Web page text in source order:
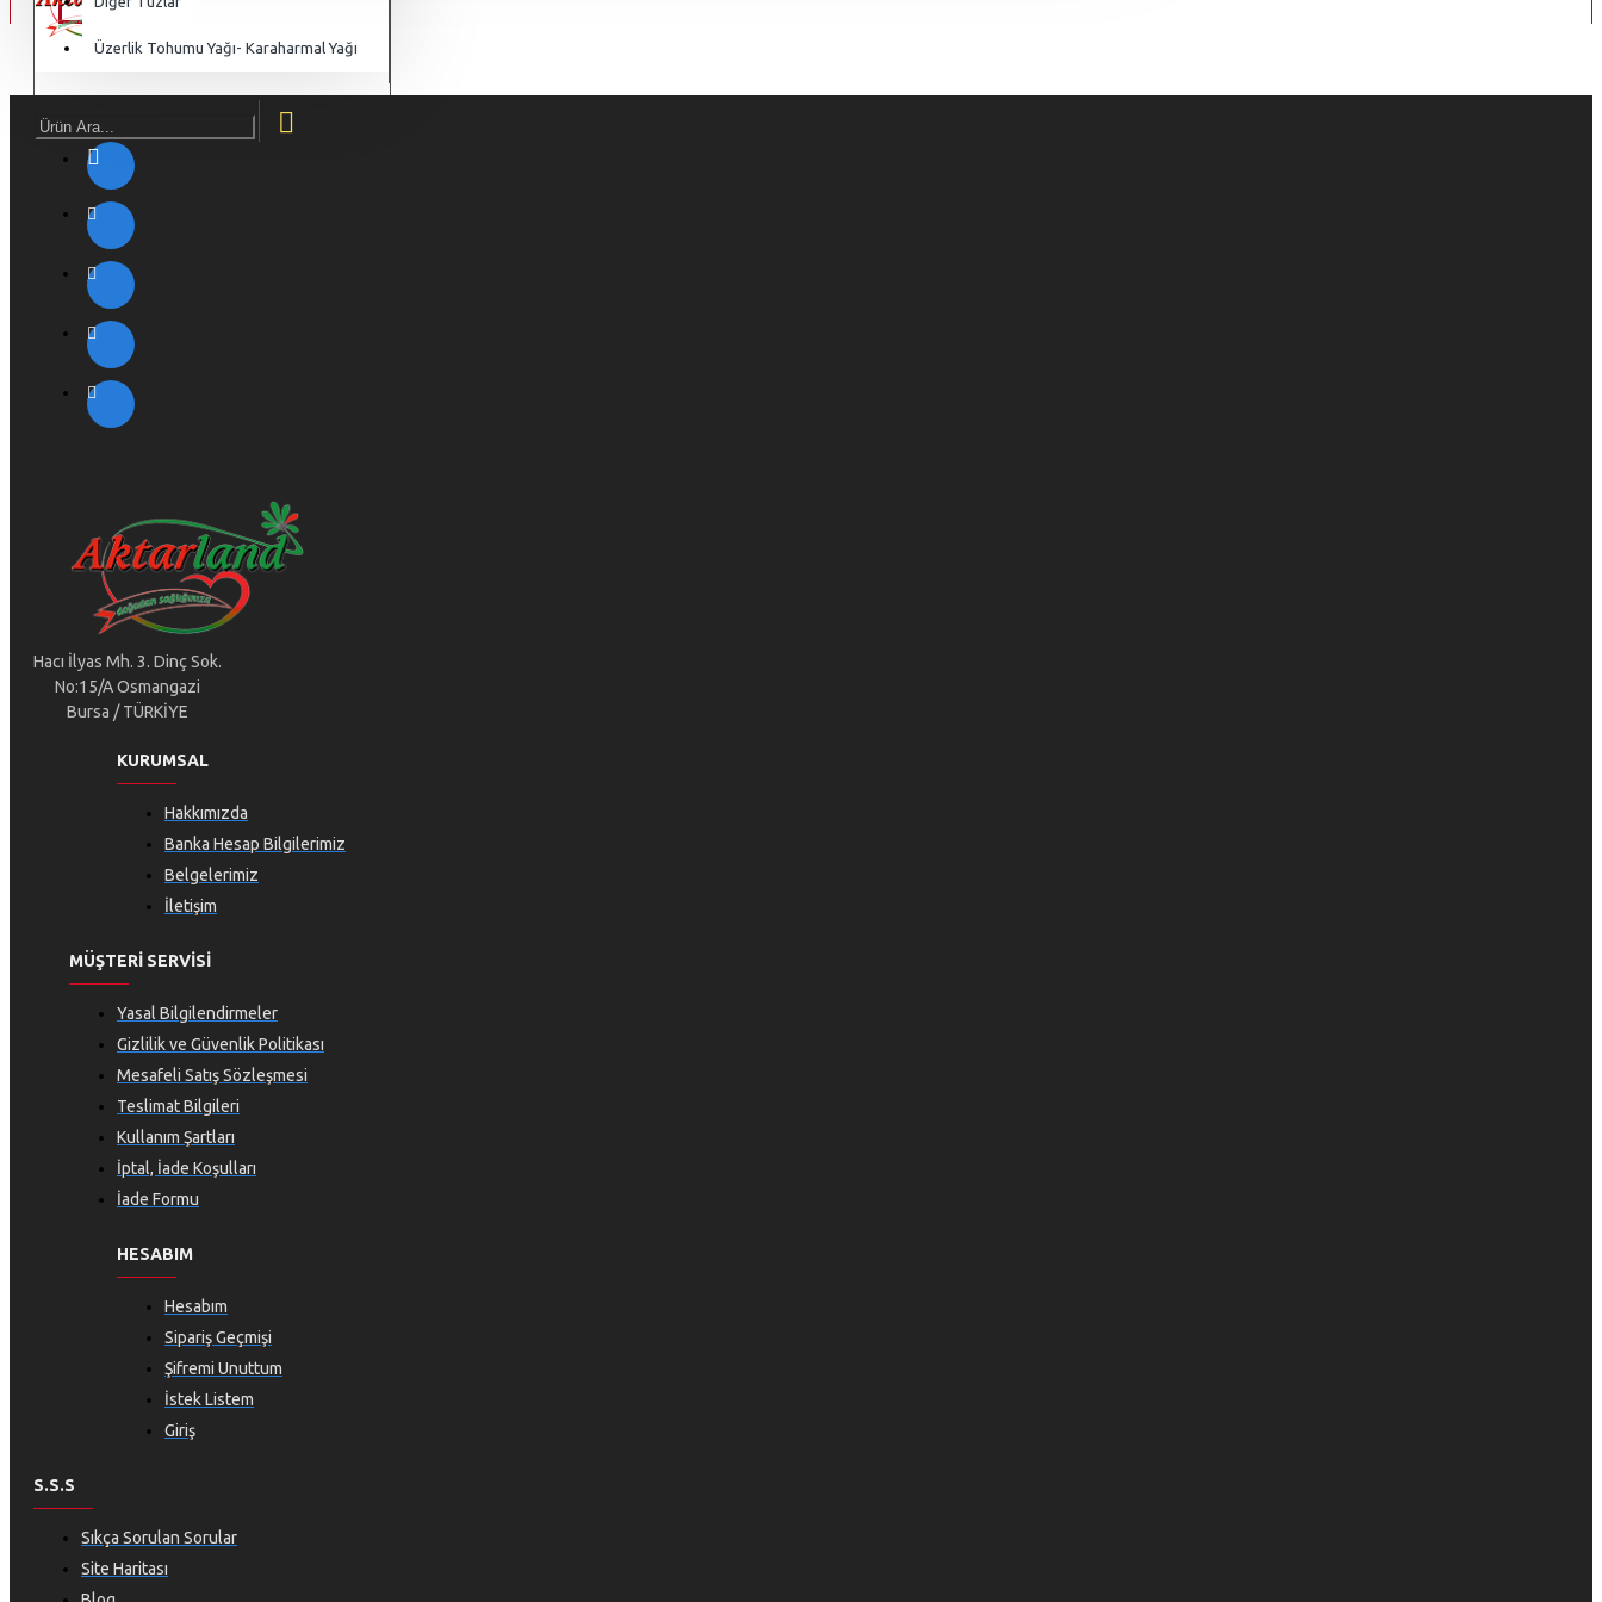
Üzerlik Tohumu Yağı- Karaharmal Yağı
Hacı İlyas Mh. 3. Dinç Sok.
No:15/A Osmangazi
Bursa / TÜRKİYE
KURUMSAL
Hakkımızda
Banka Hesap Bilgilerimiz
Belgelerimiz
İletişim
MÜŞTERI SERVISI
Yasal Bilgilendirmeler
Gizlilik ve Güvenlik Politikası
Mesafeli Satış Sözleşmesi
Teslimat Bilgileri
Kullanım Şartları
İptal, İade Koşulları
İade Formu
HESABIM
Hesabım
Sipariş Geçmişi
Şifremi Unuttum
İstek Listem
Giriş
S.S.S
Sıkça Sorulan Sorular
Site Haritası